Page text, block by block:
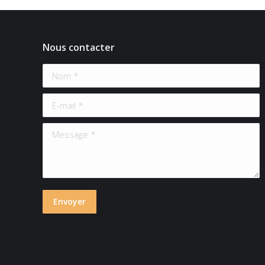
Nous contacter
Nom *
E-mail *
Message *
Envoyer